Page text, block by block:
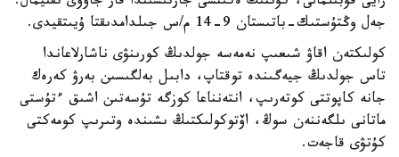
جەل وڭتۇستىك-باتىستان 9-14 م/س جىلدامدىقتا ۇيىتقيدى.
كولىكتەن اقاۋ شىعىپ نەمەسە جولدىڭ كورىنۋى ناشارلاعاندا
تاس جولدىڭ جيەگىندە توقتاپ، دابىل بەلگىسىن بەرۋ كەرەك
جانە كاپوتتى كوتەرىپ، انتەنناعا كوزگە تۇسەتىن اشىق ءتۇستى
ماتانى ىلگەننەن سوڭ، اۆتوكولىكتىڭ ىشىندە وتىرىپ كومەكتى
كۇتۋى قاجەت.